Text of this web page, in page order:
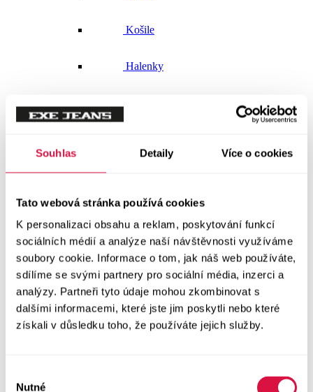
Souhlas Detaily Více o cookies
Tato webová stránka používá cookies
K personalizaci obsahu a reklam, poskytování funkcí
sociálních médií a analýze naší návštěvnosti využíváme
soubory cookie. Informace o tom, jak náš web používáte,
sdílíme se svými partnery pro sociální média, inzerci a
analýzy. Partneři tyto údaje mohou zkombinovat s
dalšími informacemi, které jste jim poskytli nebo které
získali v důsledku toho, že používáte jejich služby.
Nutné
Košile
Halenky
Vše v kategorii Svetry a mikiny
Mikiny
Svetry
Šaty a sukně
Vše v kategorii Šaty a sukně
NOVINKY
Letní šaty